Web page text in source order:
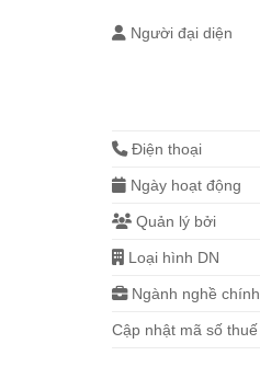
Người đại diện
Điện thoại
Ngày hoạt động
Quản lý bởi
Loại hình DN
Ngành nghề chính
Cập nhật mã số thuế